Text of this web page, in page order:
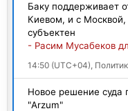
Баку поддерживает
Киевом, и с Москвой,
субъектен
- Расим Мусабеков
14:50 (UTC+04),
Новое решение суда
"Arzum"